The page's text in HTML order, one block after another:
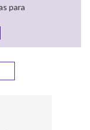
para